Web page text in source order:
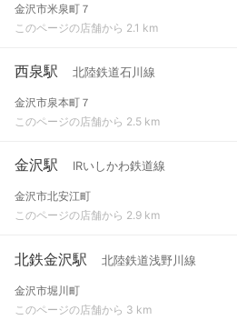
金沢市米泉町７
このページの店舗から 2.1 km
西泉駅 北陸鉄道石川線
金沢市泉本町７
このページの店舗から 2.5 km
金沢駅 IRいしかわ鉄道線
金沢市北安江町
このページの店舗から 2.9 km
北鉄金沢駅 北陸鉄道浅野川線
金沢市堀川町
このページの店舗から 3 km